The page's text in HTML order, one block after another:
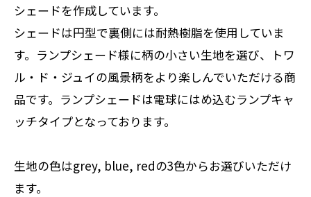
シェードを作成しています。
シェードは円型で裏側には耐熱樹脂を使用していま
す。ランプシェード様に柄の小さい生地を選び、トワ
ル・ド・ジュイの風景柄をより楽しんでいただける商
品です。ランプシェードは電球にはめ込むランプキャ
ッチタイプとなっております。
生地の色はgrey, blue, redの3色からお選びいただけ
ます。